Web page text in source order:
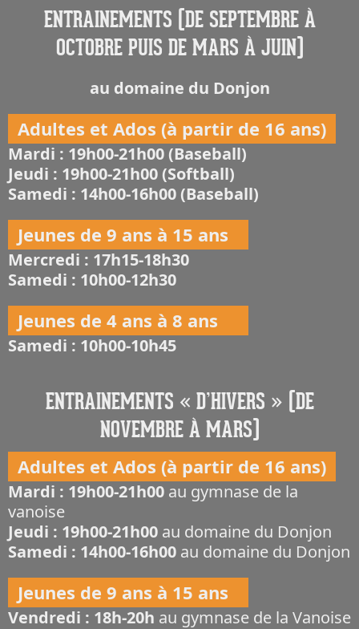
ENTRAINEMENTS (DE SEPTEMBRE À
OCTOBRE PUIS DE MARS À JUIN)
au domaine du Donjon
Adultes et Ados (à partir de 16 ans)
Mardi : 19h00-21h00 (Baseball)
Jeudi : 19h00-21h00 (Softball)
Samedi : 14h00-16h00 (Baseball)
Jeunes de 9 ans à 15 ans
Mercredi : 17h15-18h30
Samedi : 10h00-12h30
Jeunes de 4 ans à 8 ans
Samedi : 10h00-10h45
ENTRAINEMENTS « D’HIVERS » (DE
NOVEMBRE À MARS)
Adultes et Ados (à partir de 16 ans)
Mardi : 19h00-21h00 au gymnase de la
vanoise
Jeudi : 19h00-21h00 au domaine du Donjon
Samedi : 14h00-16h00 au domaine du Donjon
Jeunes de 9 ans à 15 ans
Vendredi : 18h-20h au gymnase de la Vanoise